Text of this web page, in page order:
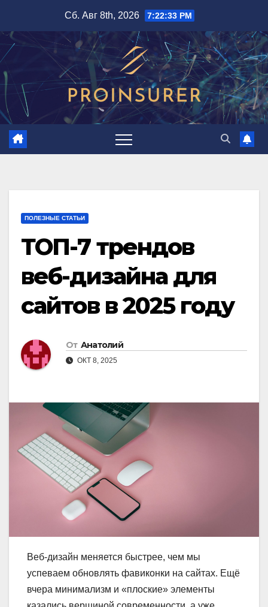
содержимому
Сб. Авг 8th, 2026 7:22:34 PM
ПОЛЕЗНЫЕ СТАТЬИ
ТОП-7 трендов
веб-дизайна для
сайтов в 2025 году
От Анатолий
ОКТ 8, 2025
Веб-дизайн меняется быстрее, чем мы
успеваем обновлять фавиконки на сайтах. Ещё
вчера минимализм и «плоские» элементы